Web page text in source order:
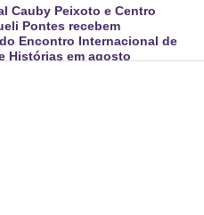
Cauby Peixoto e Centro
Pontes recebem
Encontro Internacional de
Histórias em agosto